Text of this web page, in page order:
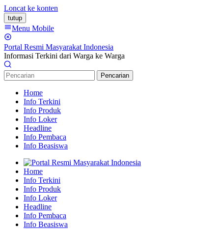
Loncat ke konten
tutup
Menu Mobile
Portal Resmi Masyarakat Indonesia
Informasi Terkini dari Warga ke Warga
Pencarian
Home
Info Terkini
Info Produk
Info Loker
Headline
Info Pembaca
Info Beasiswa
Home
Info Terkini
Info Produk
Info Loker
Headline
Info Pembaca
Info Beasiswa